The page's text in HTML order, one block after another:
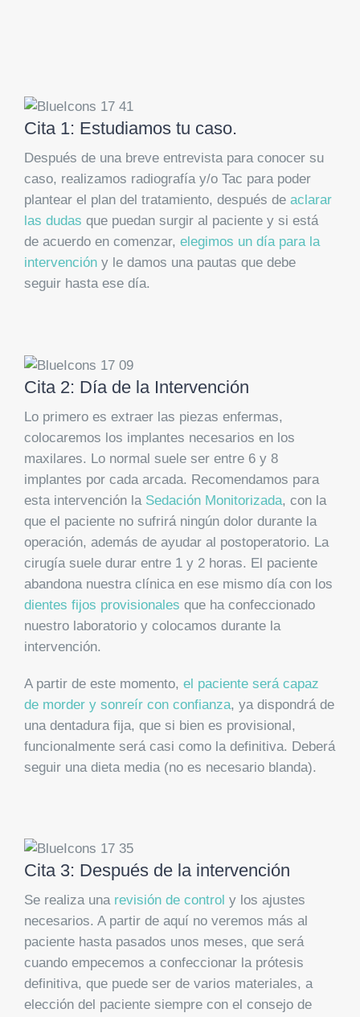
Cita 1: Estudiamos tu caso.
Después de una breve entrevista para conocer su
caso, realizamos radiografía y/o Tac para poder
plantear el plan del tratamiento, después de aclarar
las dudas que puedan surgir al paciente y si está
de acuerdo en comenzar, elegimos un día para la
intervencióny le damos una pautas que debe
seguir hasta ese día.
Cita 2: Día de la Intervención
Lo primero es extraer las piezas enfermas,
colocaremos los implantes necesarios en los
maxilares. Lo normal suele ser entre 6 y 8
implantes por cada arcada. Recomendamos para
esta intervención la Sedación Monitorizada, con la
que el paciente no sufrirá ningún dolor durante la
operación, además de ayudar al postoperatorio. La
cirugía suele durar entre 1 y 2 horas. El paciente
abandona nuestra clínica en ese mismo día con los
dientes fijos provisionales que ha confeccionado
nuestro laboratorio y colocamos durante la
intervención.
A partir de este momento, el paciente será capaz
de morder y sonreír con confianza, ya dispondrá de
una dentadura fija, que si bien es provisional,
funcionalmente será casi como la definitiva. Deberá
seguir una dieta media (no es necesario blanda).
Cita 3: Después de la intervención
Se realiza una revisión de control y los ajustes
necesarios. A partir de aquí no veremos más al
paciente hasta pasados unos meses, que será
cuando empecemos a confeccionar la prótesis
definitiva, que puede ser de varios materiales, a
elección del paciente siempre con el consejo de